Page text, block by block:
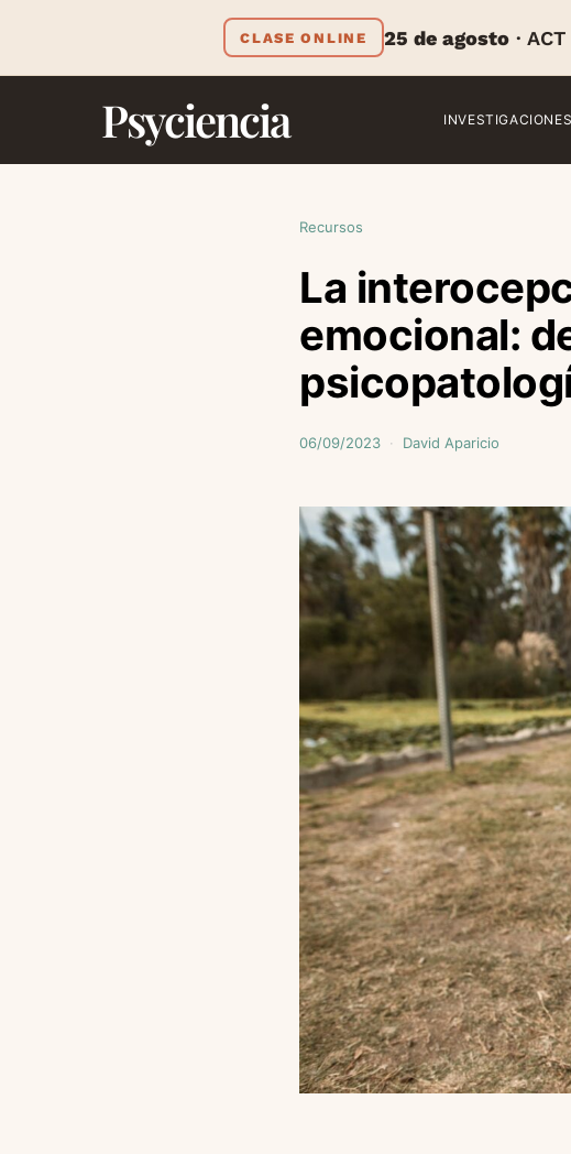
CLASE ONLINE 25 de agosto ·
Psyciencia INVESTIGACIONES
Recursos
La
emocional:
06/09/2023 David Aparicio